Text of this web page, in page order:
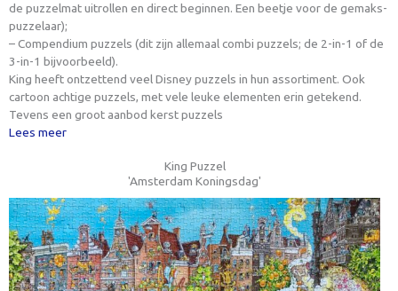
de puzzelmat uitrollen en direct beginnen. Een beetje voor de gemaks-
puzzelaar);
– Compendium puzzels (dit zijn allemaal combi puzzels; de 2-in-1 of de
3-in-1 bijvoorbeeld).
King heeft ontzettend veel Disney puzzels in hun assortiment. Ook
cartoon achtige puzzels, met vele leuke elementen erin getekend.
Tevens een groot aanbod kerst puzzels
Lees meer
King Puzzel
'Amsterdam Koningsdag'